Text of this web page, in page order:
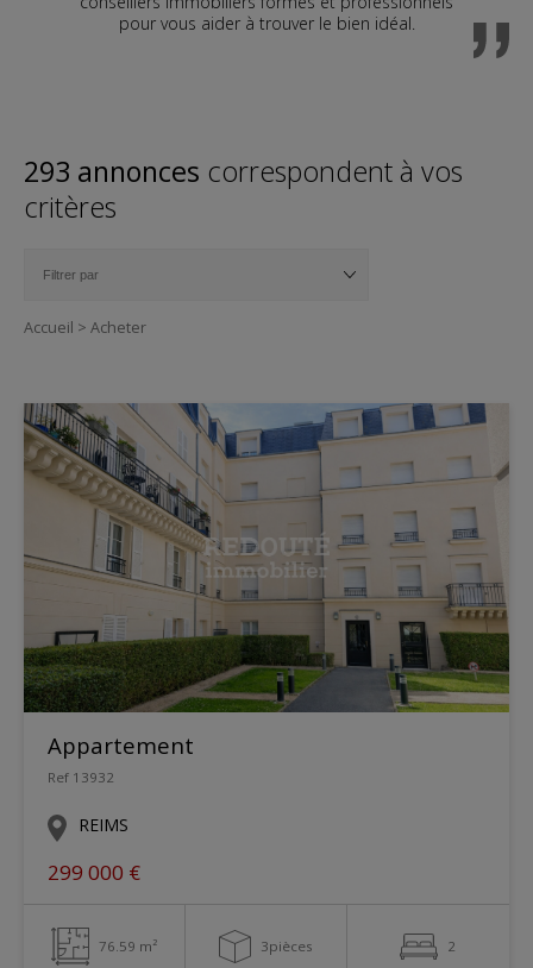
pour vous aider à trouver le bien idéal.
293 annonces correspondent à vos
critères
Accueil > Acheter
Appartement
Ref 13932
REIMS
299 000 €
76.59 m² 3pièces 2